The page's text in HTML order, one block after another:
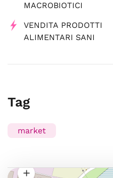
MACROBIOTICI
VENDITA PRODOTTI
ALIMENTARI SANI
Tag
market